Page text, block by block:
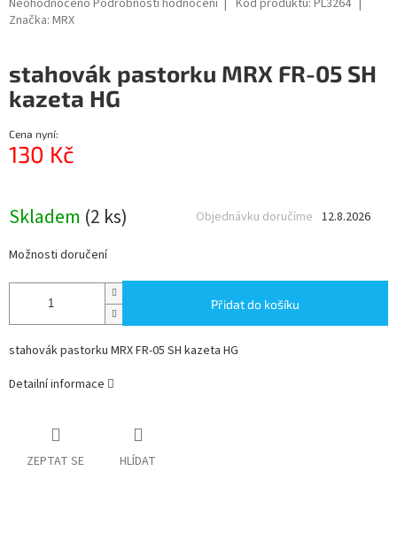
hodnocení
0,0
z
5
Neohodnoceno Podrobnosti hodnocení Kód produktu: PL3264
Značka: MRX
stahovák pastorku MRX FR-05 SH
kazeta HG
Cena nyní:
130 Kč
Skladem (2 ks) 12.8.2026
Objednávku doručíme
Možnosti doručení
Přidat do košíku
stahovák pastorku MRX FR-05 SH kazeta HG
Detailní informace
ZEPTAT SE HLÍDAT